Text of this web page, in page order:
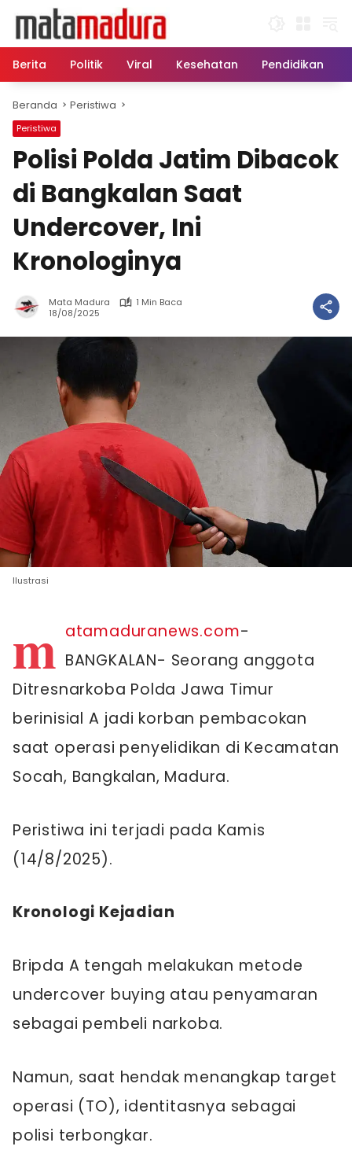
konten
Berita
Politik Viral Kesehatan Pendidikan
Beranda Peristiwa
Peristiwa
Polisi Polda Jatim Dibacok
di Bangkalan Saat
Undercover, Ini
Kronologinya
Mata Madura
1 Min Baca
18/08/2025
Ilustrasi
m atamaduranews.com-
BANGKALAN- Seorang anggota
Ditresnarkoba Polda Jawa Timur
berinisial A jadi korban pembacokan
saat operasi penyelidikan di Kecamatan
Socah, Bangkalan, Madura.
Peristiwa ini terjadi pada Kamis
(14/8/2025).
Kronologi Kejadian
Bripda A tengah melakukan metode
undercover buying atau penyamaran
sebagai pembeli narkoba.
Namun, saat hendak menangkap target
operasi (TO), identitasnya sebagai
polisi terbongkar.